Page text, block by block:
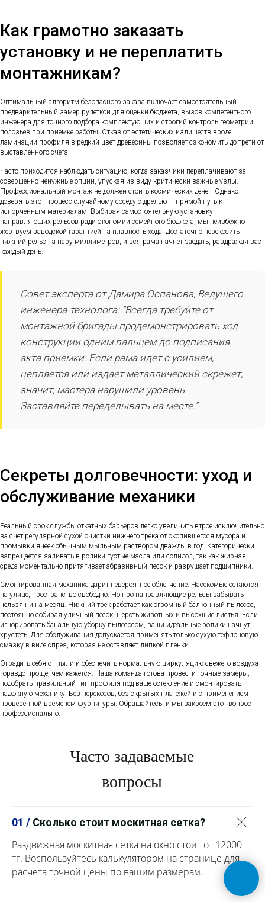
Как грамотно заказать
установку и не переплатить
монтажникам?
Оптимальный алгоритм безопасного заказа включает самостоятельный
предварительный замер рулеткой для оценки бюджета, вызов компетентного
инженера для точного подбора комплектующих и строгий контроль геометрии
полозьев при приемке работы. Отказ от эстетических излишеств вроде
ламинации профиля в редкий цвет древесины позволяет сэкономить до трети от
выставленного счета.
Часто приходится наблюдать ситуацию, когда заказчики переплачивают за
совершенно ненужные опции, упуская из виду критически важные узлы.
Профессиональный монтаж не должен стоить космических денег. Однако
доверять этот процесс случайному соседу с дрелью — прямой путь к
испорченным материалам. Выбирая самостоятельную установку
направляющих рельсов ради экономии семейного бюджета, мы неизбежно
жертвуем заводской гарантией на плавность хода. Достаточно перекосить
нижний рельс на пару миллиметров, и вся рама начнет заедать, раздражая вас
каждый день.
Совет эксперта от Дамира Оспанова, Ведущего
инженера-технолога: "Всегда требуйте от
монтажной бригады продемонстрировать ход
конструкции одним пальцем до подписания
акта приемки. Если рама идет с усилием,
цепляется или издает металлический скрежет,
значит, мастера нарушили уровень.
Заставляйте переделывать на месте."
Секреты долговечности: уход и
обслуживание механики
Реальный срок службы откатных барьеров легко увеличить втрое исключительно
за счет регулярной сухой очистки нижнего трека от скопившегося мусора и
промывки ячеек обычным мыльным раствором дважды в год. Категорически
запрещается заливать в ролики густые масла или солидол, так как жирная
среда моментально притягивает абразивный песок и разрушает подшипники.
Смонтированная механика дарит невероятное облегчение. Насекомые остаются
на улице, пространство свободно. Но про направляющие рельсы забывать
нельзя ни на месяц. Нижний трек работает как огромный балконный пылесос,
постоянно собирая уличный песок, шерсть животных и высохшие листья. Если
игнорировать банальную уборку пылесосом, ваши идеальные ролики начнут
хрустеть. Для обслуживания допускается применять только сухую тефлоновую
смазку в виде спрея, которая не оставляет липкой пленки.
Оградить себя от пыли и обеспечить нормальную циркуляцию свежего воздуха
гораздо проще, чем кажется. Наша команда готова провести точные замеры,
подобрать правильный тип профиля под ваше остекление и смонтировать
надежную механику. Без перекосов, без скрытых платежей и с применением
проверенной временем фурнитуры. Обращайтесь, и мы закроем этот вопрос
профессионально.
Часто задаваемые
вопросы
01 / Сколько стоит москитная сетка?
Раздвижная москитная сетка на окно стоит от 12000
тг. Воспользуйтесь калькулятором на странице для
расчета точной цены по вашим размерам.